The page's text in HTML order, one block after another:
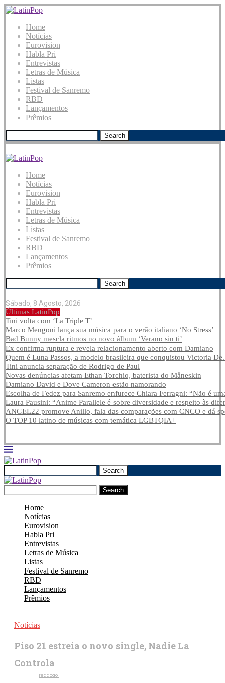
Home
Notícias
Eurovision
Habla Pri
Entrevistas
Letras de Música
Listas
Festival de Sanremo
RBD
Lançamentos
Prêmios
Search
Home
Notícias
Eurovision
Habla Pri
Entrevistas
Letras de Música
Listas
Festival de Sanremo
RBD
Lançamentos
Prêmios
Search
Sábado, 8 Agosto, 2026
Últimas LatinPop
Tini volta com ‘La Triple T’
Marco Mengoni lança sua música para o verão italiano ‘No Stress’
Bad Bunny mescla ritmos no novo álbum ‘Verano sin ti’
Ex confirma ruptura e revela relacionamento aberto com Damiano
Quem é Luna Passos, a modelo brasileira que conquistou Victoria
Tini anuncia separação de Rodrigo de Paul
Novas denúncias afetam Ethan Torchio, baterista do Måneskin
Damiano David e Dove Cameron estão namorando
Escolha de Fedez para Sanremo enfurece Chiara Ferragni: “Não é
Laura Pausini: “Anime Parallele é sobre diversidade e respeito às
ANGEL22 promove Anillo, fala das comparações com CNCO e dá
O TOP 10 latino de músicas com temática LGBTQIA+
Search
Search
Home
Notícias
Eurovision
Habla Pri
Entrevistas
Letras de Música
Listas
Festival de Sanremo
RBD
Lançamentos
Prêmios
Notícias
Piso 21 estreia o novo single, Nadie La
Controla
redacao